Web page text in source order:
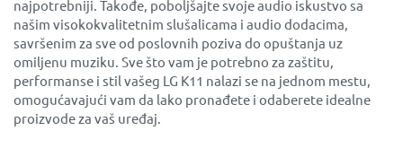
najpotrebniji. Takođe, poboljšajte svoje audio iskustvo sa
našim visokokvalitetnim slušalicama i audio dodacima,
savršenim za sve od poslovnih poziva do opuštanja uz
omiljenu muziku. Sve što vam je potrebno za zaštitu,
performanse i stil vašeg LG K11 nalazi se na jednom mestu,
omogućavajući vam da lako pronađete i odaberete idealne
proizvode za vaš uređaj.